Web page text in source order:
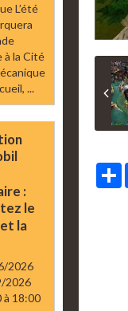
L’été
à la Cité
...
:
le
la
2026
2026
à 18:00